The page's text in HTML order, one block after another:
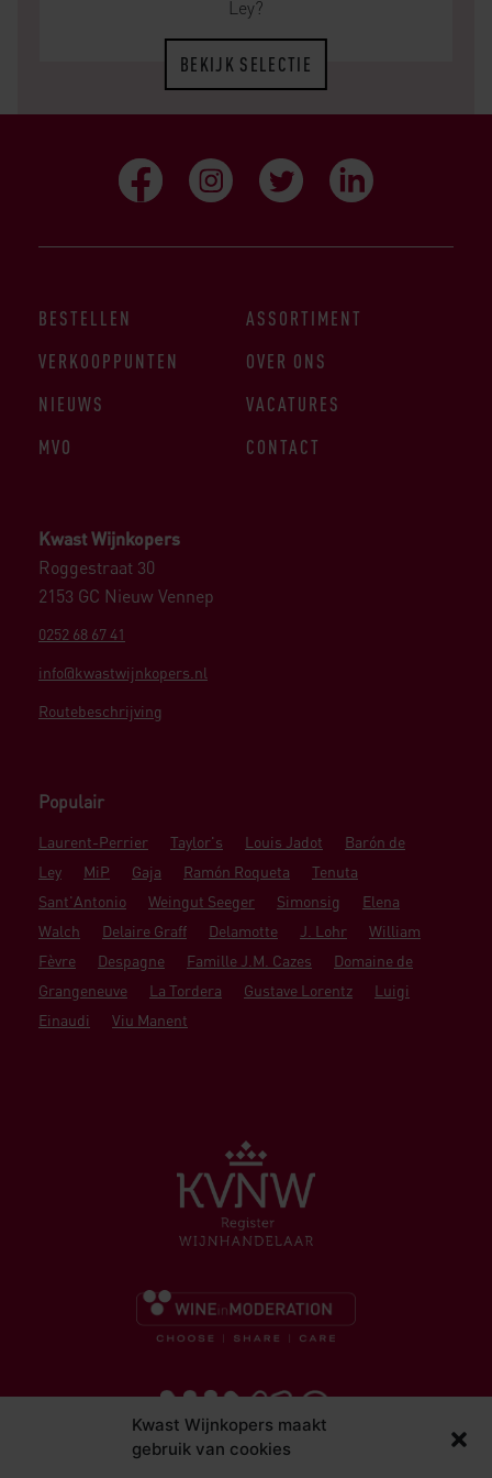
Kwast Wijnkopers maakt
gebruik van cookies
Ley?
BEKIJK SELECTIE
Kwast Wijnkopers
Roggestraat 30
2153 GC Nieuw Vennep
0252 68 67 41
info@kwastwijnkopers.nl
Routebeschrijving
Populair
Laurent-Perrier Taylor's Louis Jadot
Barón de
Ley
MiP Gaja Ramón Roqueta
Tenuta
Sant'Antonio
Weingut Seeger Simonsig
Elena
Walch
Delaire Graff Delamotte J. Lohr
William
Fèvre
Despagne Famille J.M. Cazes
Domaine de
Grangeneuve
La Tordera Gustave Lorentz
Luigi
Einaudi
Viu Manent
BESTELLEN
ASSORTIMENT
VERKOOPPUNTEN
OVER ONS
NIEUWS
VACATURES
MVO
CONTACT